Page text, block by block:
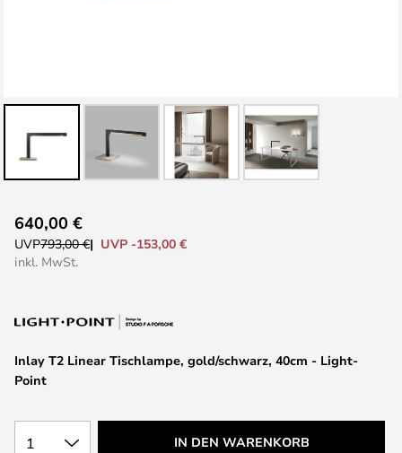
Anfang
der
Inlay T2 Linear Tischlampe, gold/schwarz, 40cm - Light-
Point
640,00 €
UVP793,00 €
UVP -153,00 €
inkl. MwSt.
1 IN DEN WARENKORB